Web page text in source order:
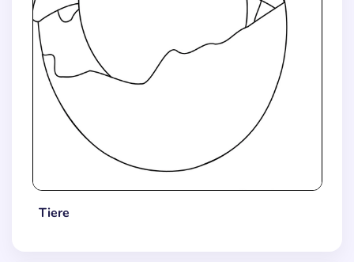
Tiere